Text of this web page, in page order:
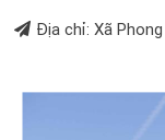
Địa chỉ: Xã